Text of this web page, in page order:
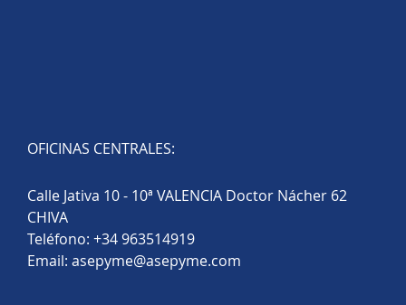
OFICINAS CENTRALES:
Calle Jativa 10 - 10ª VALENCIA Doctor Nácher 62
CHIVA
Teléfono: +34 963514919
Email: asepyme@asepyme.com